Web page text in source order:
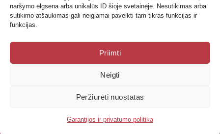
naršymo elgsena arba unikalūs ID šioje svetainėje. Nesutikimas arba
sutikimo atšaukimas gali neigiamai paveikti tam tikras funkcijas ir
funkcijas.
Priimti
Neigti
Peržiūrėti nuostatas
Garantijos ir privatumo politika
Garantijos ir privatumo politika